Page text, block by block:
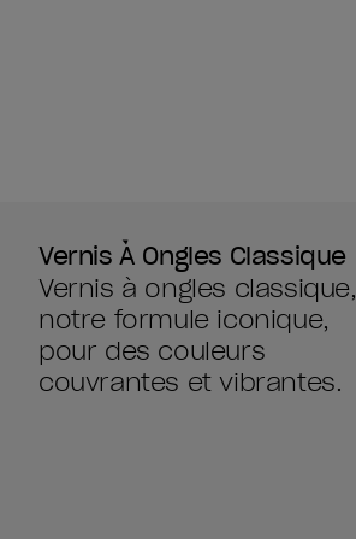
Vernis À Ongles Classique
Vernis à ongles classique,
notre formule iconique,
pour des couleurs
couvrantes et vibrantes.